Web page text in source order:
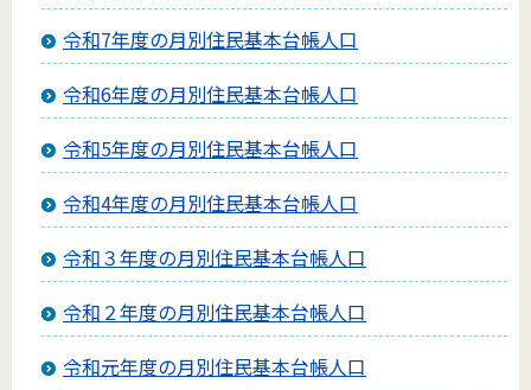
令和7年度の月別住民基本台帳人口
令和6年度の月別住民基本台帳人口
令和5年度の月別住民基本台帳人口
令和4年度の月別住民基本台帳人口
令和３年度の月別住民基本台帳人口
令和２年度の月別住民基本台帳人口
令和元年度の月別住民基本台帳人口